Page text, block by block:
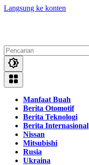
Langsung ke konten
Manfaat Buah
Berita Otomotif
Berita Teknologi
Berita Internasional
Nissan
Mitsubishi
Rusia
Ukraina